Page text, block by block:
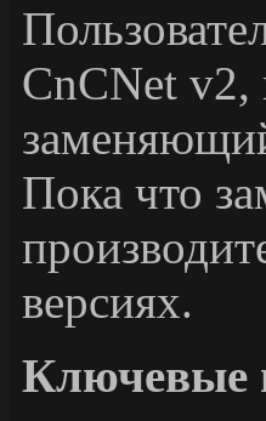
CnCNet v2,
Пока что
версиях.
Ключевые